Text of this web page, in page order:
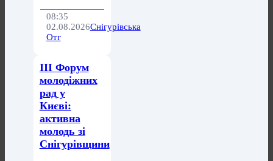
08:35
02.08.2026Снігурівська
Отг
ІІІ Форум
молодіжних
рад у
Києві:
активна
молодь зі
Снігурівщини